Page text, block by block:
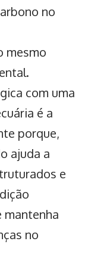
no
mesmo
com uma
é a
porque,
ajuda a
e
mantenha
no